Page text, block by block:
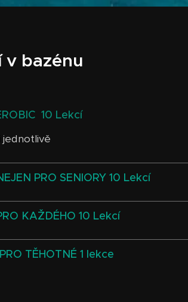
v bazénu
10 Lekcí
jednotlivě
PRO SENIORY 10 Lekcí
KAŽDÉHO 10 Lekcí
TĚHOTNÉ 1 lekce